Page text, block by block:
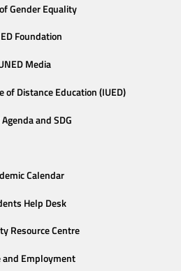
Gender Equality
Foundation
Media
Distance Education (IUED)
and SDG
Calendar
Help Desk
Resource Centre
and Employment